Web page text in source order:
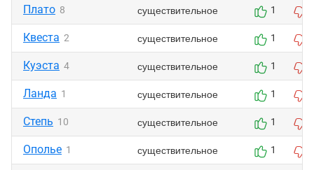
Плато 8 существительное 1
Квеста 2 существительное 1
Куэста 4 существительное 1
Ланда 1 существительное 1
Степь 10 существительное 1
Ополье 1 существительное 1